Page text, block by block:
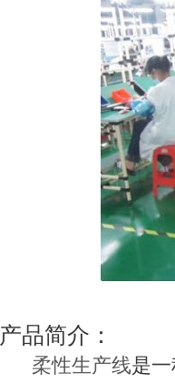
产品简介：
柔性生产线是